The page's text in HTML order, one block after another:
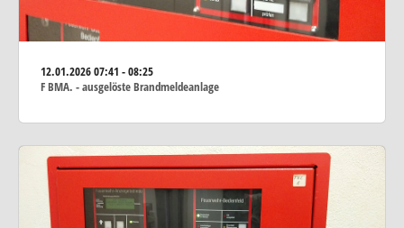
12.01.202607:41 - 08:25
F BMA. - ausgelöste Brandmeldeanlage